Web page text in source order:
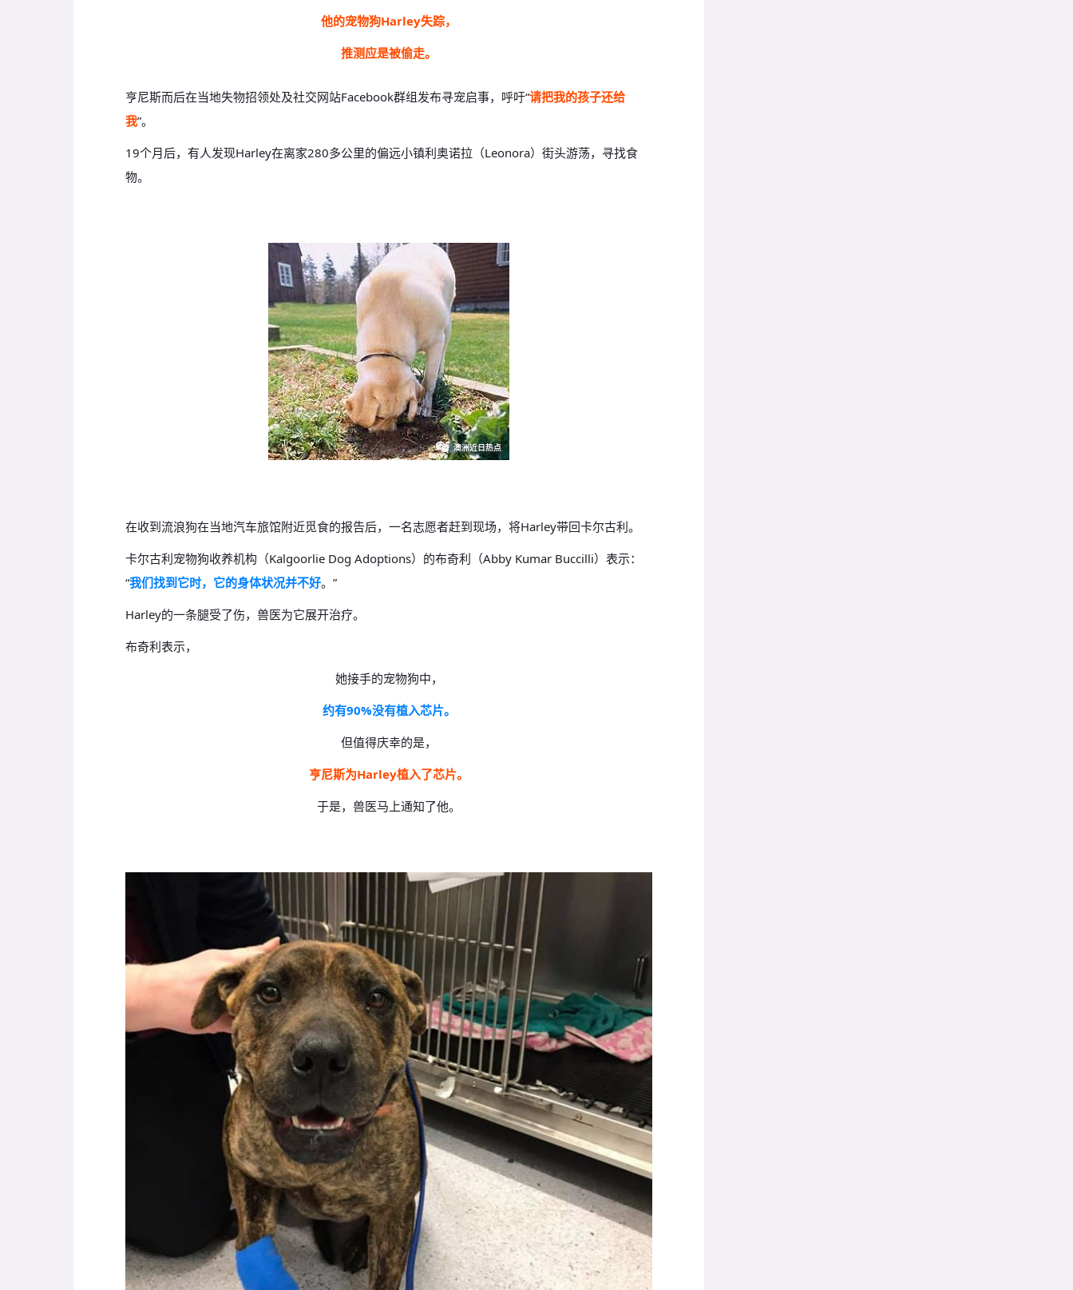
他的宠物狗Harley失踪，
推测应是被偷走。
亨尼斯而后在当地失物招领处及社交网站Facebook群组发布寻宠启事，呼吁“请把我的孩子还给
我”。
19个月后，有人发现Harley在离家280多公里的偏远小镇利奥诺拉（Leonora）街头游荡，寻找食
物。
在收到流浪狗在当地汽车旅馆附近觅食的报告后，一名志愿者赶到现场，将Harley带回卡尔古利。
卡尔古利宠物狗收养机构（Kalgoorlie Dog Adoptions）的布奇利（Abby Kumar Buccilli）表示：
“我们找到它时，它的身体状况并不好。 ”
Harley的一条腿受了伤，兽医为它展开治疗。
布奇利表示，
她接手的宠物狗中，
约有90%没有植入芯片。
但值得庆幸的是，
亨尼斯为Harley植入了芯片。
于是，兽医马上通知了他。